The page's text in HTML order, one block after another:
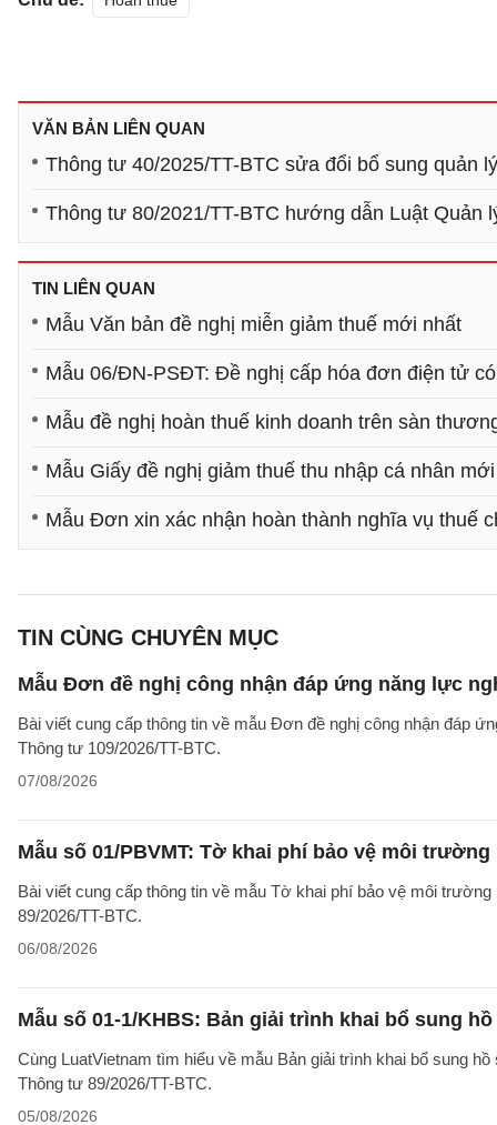
VĂN BẢN LIÊN QUAN
Thông tư 40/2025/TT-BTC sửa đổi bổ sung quản
Thông tư 80/2021/TT-BTC hướng dẫn Luật Quản
TIN LIÊN QUAN
Mẫu Văn bản đề nghị miễn giảm thuế mới nhất
Mẫu 06/ĐN-PSĐT: Đề nghị cấp hóa đơn điện tử
Mẫu đề nghị hoàn thuế kinh doanh trên sàn
Mẫu Giấy đề nghị giảm thuế thu nhập cá nhân
Mẫu Đơn xin xác nhận hoàn thành nghĩa vụ thuế
TIN CÙNG CHUYÊN MỤC
Mẫu Đơn đề nghị công nhận đáp ứng năng lực
Bài viết cung cấp thông tin về mẫu Đơn đề nghị công nhận đáp
Thông tư 109/2026/TT-BTC.
07/08/2026
Mẫu số 01/PBVMT: Tờ khai phí bảo vệ môi trường
Bài viết cung cấp thông tin về mẫu Tờ khai phí bảo vệ môi
89/2026/TT-BTC.
06/08/2026
Mẫu số 01-1/KHBS: Bản giải trình khai bổ sung
Cùng LuatVietnam tìm hiểu về mẫu Bản giải trình khai bổ sung
Thông tư 89/2026/TT-BTC.
05/08/2026